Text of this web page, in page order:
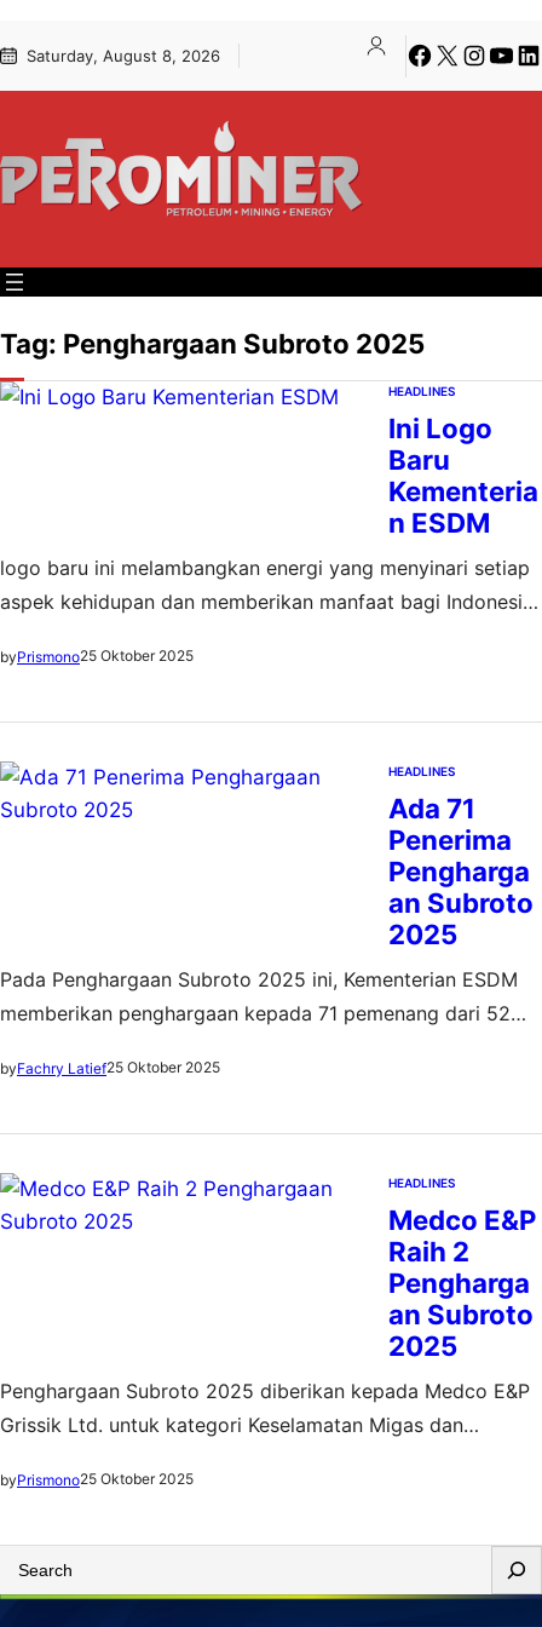
ke
to Saturday, August 8, 2026 Facebook
X
Tag: Penghargaan Subroto 2025
HEADLINES
Ini Logo
Baru
Kementeria
n ESDM
logo baru ini melambangkan energi yang menyinari setiap
aspek kehidupan dan memberikan manfaat bagi Indonesia,
sumber daya mineral dan energi Indonesia
byPrismono25 Oktober 2025
HEADLINES
Ada 71
Penerima
Pengharga
an Subroto
2025
Pada Penghargaan Subroto 2025 ini, Kementerian ESDM
memberikan penghargaan kepada 71 pemenang dari 52
byFachry Latief25 Oktober 2025
HEADLINES
Medco E&P
Raih 2
Pengharga
an Subroto
2025
Penghargaan Subroto 2025 diberikan kepada Medco E&P
Grissik Ltd. untuk kategori Keselamatan Migas dan
kategori Penerimaan Negara Bukan Pajak dan Kinerja
byPrismono25 Oktober 2025
e